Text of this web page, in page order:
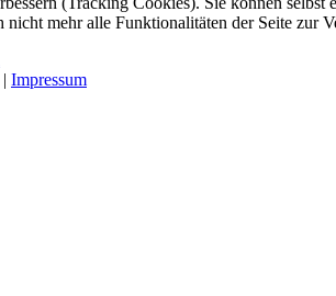
mehr alle Funktionalitäten der Seite zur
| Impressum